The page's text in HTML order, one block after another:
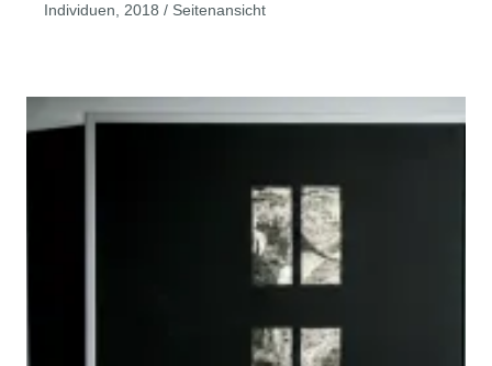
Individuen, 2018 / Seitenansicht